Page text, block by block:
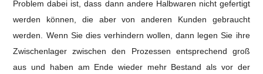
Problem dabei ist, dass dann andere Halbwaren nicht gefertigt
werden können, die aber von anderen Kunden gebraucht
werden. Wenn Sie dies verhindern wollen, dann legen Sie ihre
Zwischenlager zwischen den Prozessen entsprechend groß
aus und haben am Ende wieder mehr Bestand als vor der